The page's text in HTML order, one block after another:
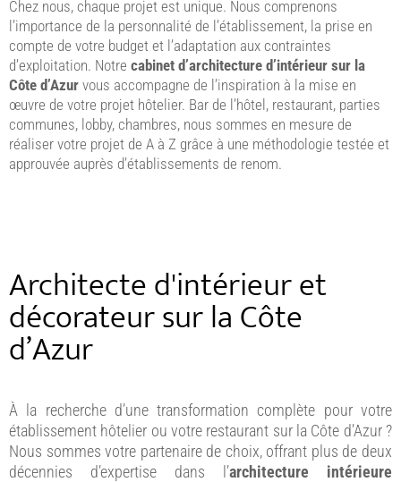
Chez nous, chaque projet est unique. Nous comprenons
l’importance de la personnalité de l’établissement, la prise en
compte de votre budget et l’adaptation aux contraintes
d’exploitation. Notre cabinet d’architecture d’intérieur sur la
Côte d’Azur vous accompagne de l’inspiration à la mise en
œuvre de votre projet hôtelier. Bar de l’hôtel, restaurant, parties
communes, lobby, chambres, nous sommes en mesure de
réaliser votre projet de A à Z grâce à une méthodologie testée et
approuvée auprès d’établissements de renom.
Architecte d'intérieur et
décorateur sur la Côte
d’Azur
À la recherche d’une transformation complète pour votre
établissement hôtelier ou votre restaurant sur la Côte d’Azur ?
Nous sommes votre partenaire de choix, offrant plus de deux
décennies d’expertise dans l’architecture intérieure